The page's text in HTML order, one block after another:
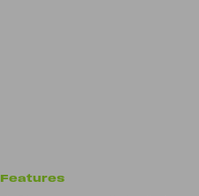
Features